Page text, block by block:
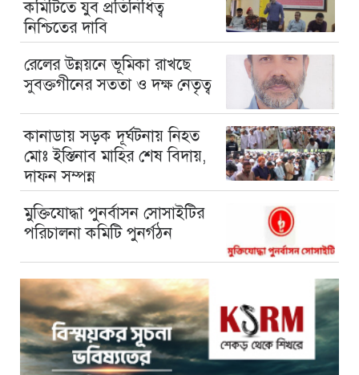
কমিটিতে যুব প্রতিনিধিত্ব
নিশ্চিতের দাবি
রেলের উন্নয়নে ভূমিকা রাখছে
সুবক্তগীনের সততা ও দক্ষ নেতৃত্ব
কানাডায় সড়ক দূর্ঘটনায় নিহত
মোঃ ইস্তিনাব মাহির শেষ বিদায়,
দাফন সম্পন্ন
মুক্তিযোদ্ধা পুনর্বাসন সোসাইটির
পরিচালনা কমিটি পুনর্গঠন